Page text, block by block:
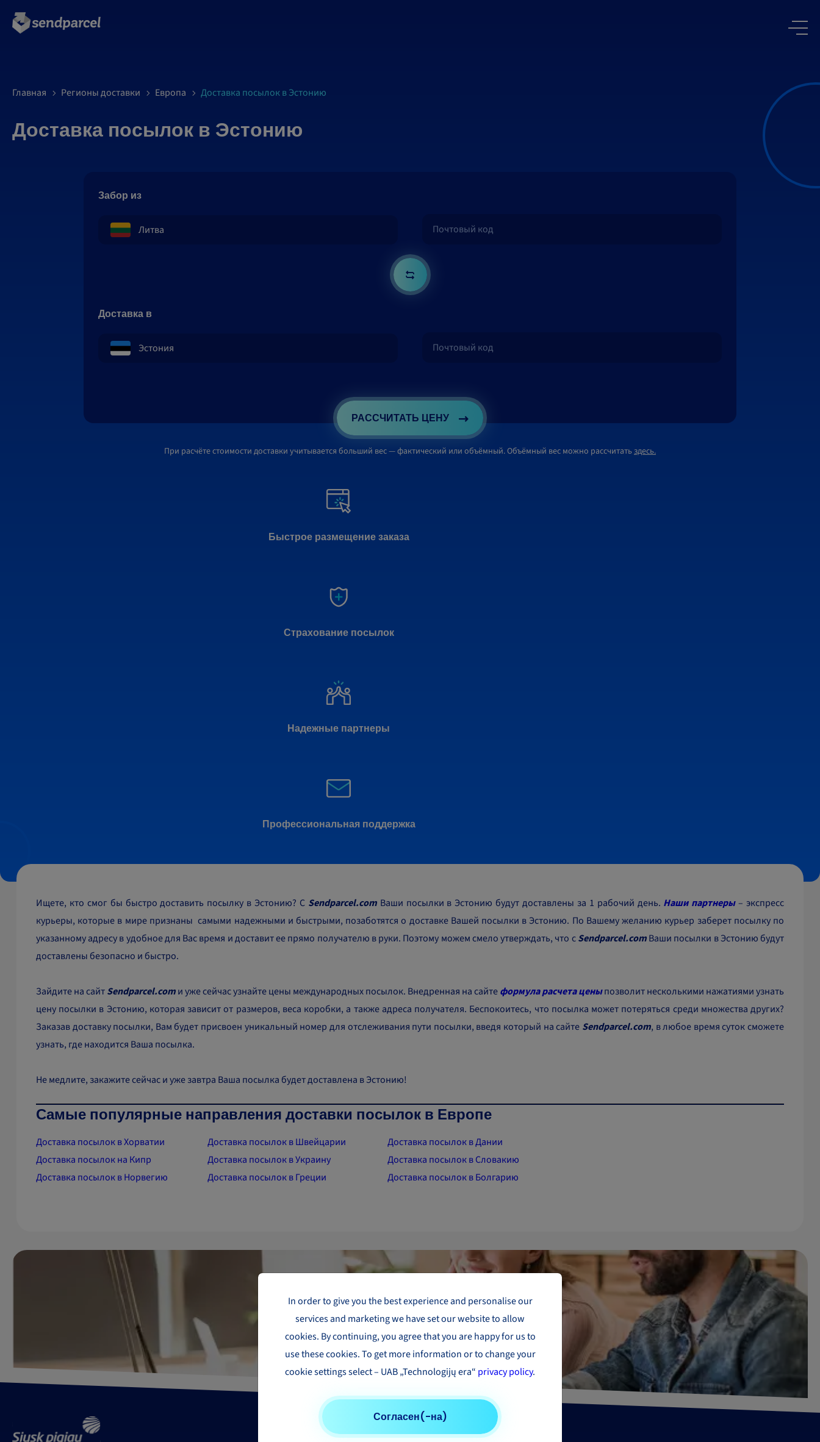
Главная Регионы доставки Европа Доставка посылок в Эстонию
Доставка посылок в Эстонию
Забор из
Доставка в
РАССЧИТАТЬ ЦЕНУ
При расчёте стоимости доставки учитывается больший вес — фактический или объёмный. Объёмный вес можно рассчитатьздесь.
Быстрое размещение заказа
Страхование посылок
Надежные партнеры
Профессиональная поддержка
Ищете, кто смог бы быстро доставить посылку в Эстонию? С Sendparcel.com Ваши посылки в Эстонию будут доставлены за 1 рабочий день. Наши партнеры– экспресс
курьеры, которые в мире признаны самыми надежными и быстрыми, позаботятся о доставке Вашей посылки в Эстонию. По Вашему желанию курьер заберет посылку по
указанному адресу в удобное для Вас время и доставит ее прямо получателю в руки. Поэтому можем смело утверждать, что сSendparcel.comВаши посылки в Эстонию будут
доставлены безопасно и быстро.
Зайдите на сайтSendparcel.comи уже сейчас узнайте цены международных посылок. Внедренная на сайтеформула расчета ценыпозволит несколькими нажатиями узнать
цену посылки в Эстонию, которая зависит от размеров, веса коробки, а также адреса получателя. Беспокоитесь, что посылка может потеряться среди множества других?
Заказав доставку посылки, Вам будет присвоен уникальный номер для отслеживания пути посылки, введя который на сайте Sendparcel.com, в любое время суток сможете
узнать, где находится Ваша посылка.
Не медлите, закажите сейчас и уже завтра Ваша посылка будет доставлена в Эстонию!
Самые популярные направления доставки посылок в Европе
Доставка посылок в Хорватии Доставка посылок в Швейцарии
Доставка посылок в Дании
Доставка посылок на Кипр
Доставка посылок в Украину
Доставка посылок в Словакию
Доставка посылок в Норвегию
Доставка посылок в Греции Доставка посылок в Болгарию
Нужно отправить посылку?
Узнай цену своей посылки
Калькулятор цены
In order to give you the best experience and personalise our
services and marketing we have set our website to allow
cookies. By continuing, you agree that you are happy for us to
use these cookies. To get more information or to change your
cookie settings select – UAB „Technologijų era“ privacy policy.
Согласен(-на)